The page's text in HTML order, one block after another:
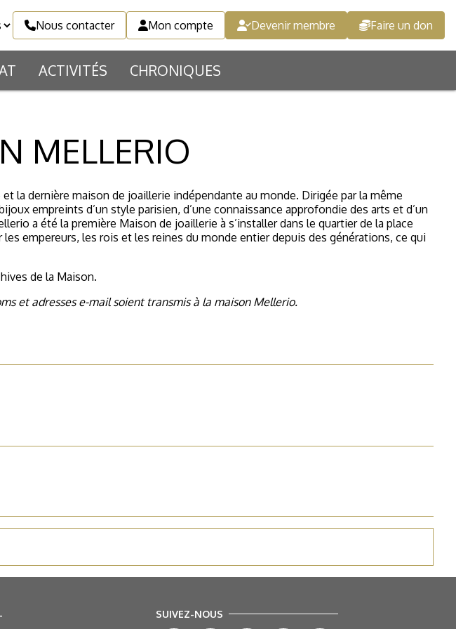
Nous contacter Mon compte Devenir membre Faire un don
ACTIVITÉS CHRONIQUES
MELLERIO
la dernière maison de joaillerie indépendante au monde. Dirigée par la même
empreints d’un style parisien, d’une connaissance approfondie des arts et d’un
a été la première Maison de joaillerie à s’installer dans le quartier de la place
empereurs, les rois et les reines du monde entier depuis des générations, ce qui
de la Maison.
et adresses e-mail soient transmis à la maison Mellerio.
SUIVEZ-NOUS